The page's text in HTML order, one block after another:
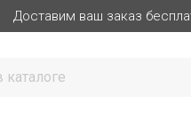
Доставим ваш заказ